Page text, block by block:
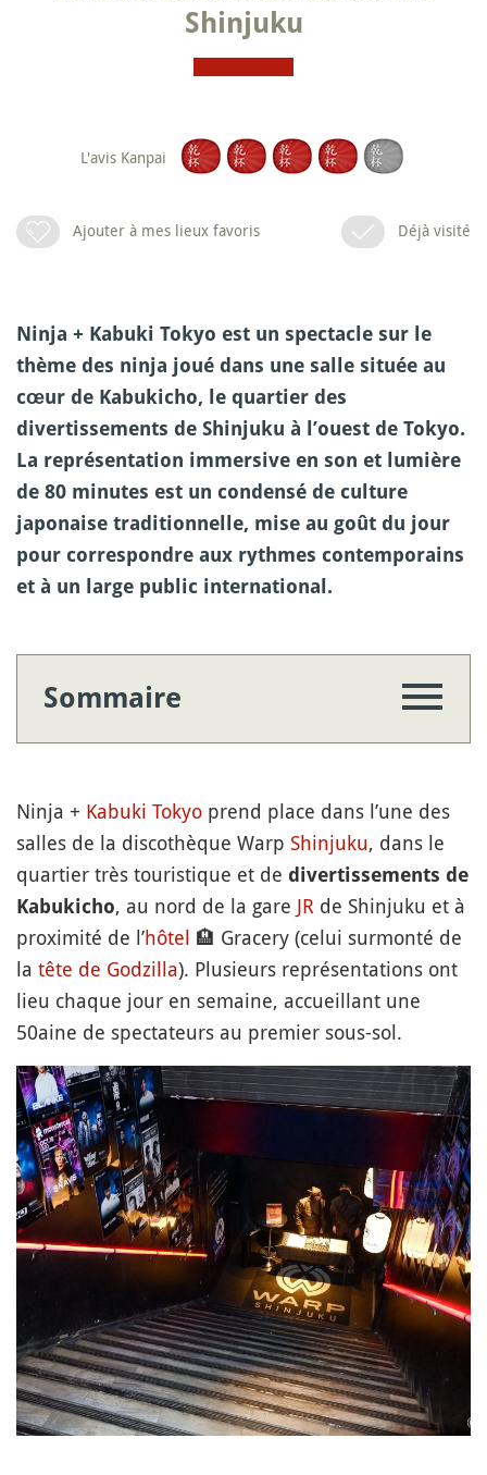
Shinjuku
L'avis Kanpai
Ajouter à mes lieux favoris Déjà visité
Ninja + Kabuki Tokyo est un spectacle sur le
thème des ninja joué dans une salle située au
cœur de Kabukicho, le quartier des
divertissements de Shinjuku à l’ouest de Tokyo.
La représentation immersive en son et lumière
de 80 minutes est un condensé de culture
japonaise traditionnelle, mise au goût du jour
pour correspondre aux rythmes contemporains
et à un large public international.
Sommaire
Ninja + Kabuki Tokyo prend place dans l’une des
salles de la discothèque Warp Shinjuku, dans le
quartier très touristique et de divertissements de
Kabukicho, au nord de la gare JR de Shinjuku et à
proximité de l’hôtel 🏨 Gracery (celui surmonté de
la tête de Godzilla). Plusieurs représentations ont
lieu chaque jour en semaine, accueillant une
50aine de spectateurs au premier sous-sol.